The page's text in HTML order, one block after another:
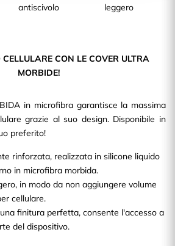
antiscivolo
leggero
CELLULARE CON LE COVER ULTRA
MORBIDE!
in microfibra garantisce la massima
grazie al suo design. Disponibile in
preferito!
rinforzata, realizzata in silicone liquido
in microfibra morbida.
in modo da non aggiungere volume
cellulare.
finitura perfetta, consente l'accesso a
del dispositivo.